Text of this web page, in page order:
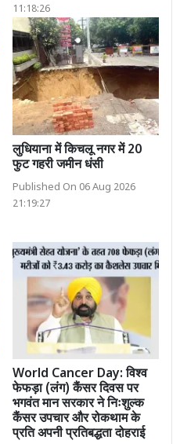
11:18:26
लुधियाना में किचलू नगर में 20
फुट गहरी जमीन धंसी
Published On 06 Aug 2026
21:19:27
World Cancer Day: विश्व
फेफड़ा (लंग) कैंसर दिवस पर
भगवंत मान सरकार ने निःशुल्क
कैंसर उपचार और रोकथाम के
प्रति अपनी प्रतिबद्धता दोहराई